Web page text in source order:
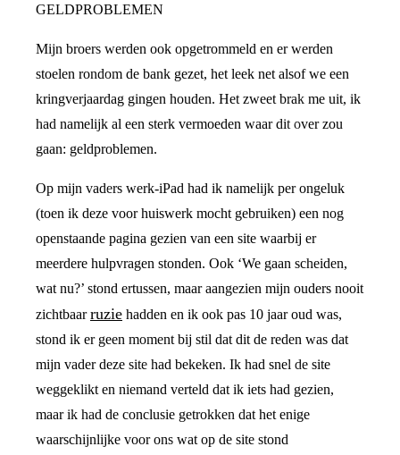
GELDPROBLEMEN
Mijn broers werden ook opgetrommeld en er werden
stoelen rondom de bank gezet, het leek net alsof we een
kringverjaardag gingen houden. Het zweet brak me uit, ik
had namelijk al een sterk vermoeden waar dit over zou
gaan: geldproblemen.
Op mijn vaders werk-iPad had ik namelijk per ongeluk
(toen ik deze voor huiswerk mocht gebruiken) een nog
openstaande pagina gezien van een site waarbij er
meerdere hulpvragen stonden. Ook ‘We gaan scheiden,
wat nu?’ stond ertussen, maar aangezien mijn ouders nooit
zichtbaarruzie hadden en ik ook pas 10 jaar oud was,
stond ik er geen moment bij stil dat dit de reden was dat
mijn vader deze site had bekeken. Ik had snel de site
weggeklikt en niemand verteld dat ik iets had gezien,
maar ik had de conclusie getrokken dat het enige
waarschijnlijke voor ons wat op de site stond